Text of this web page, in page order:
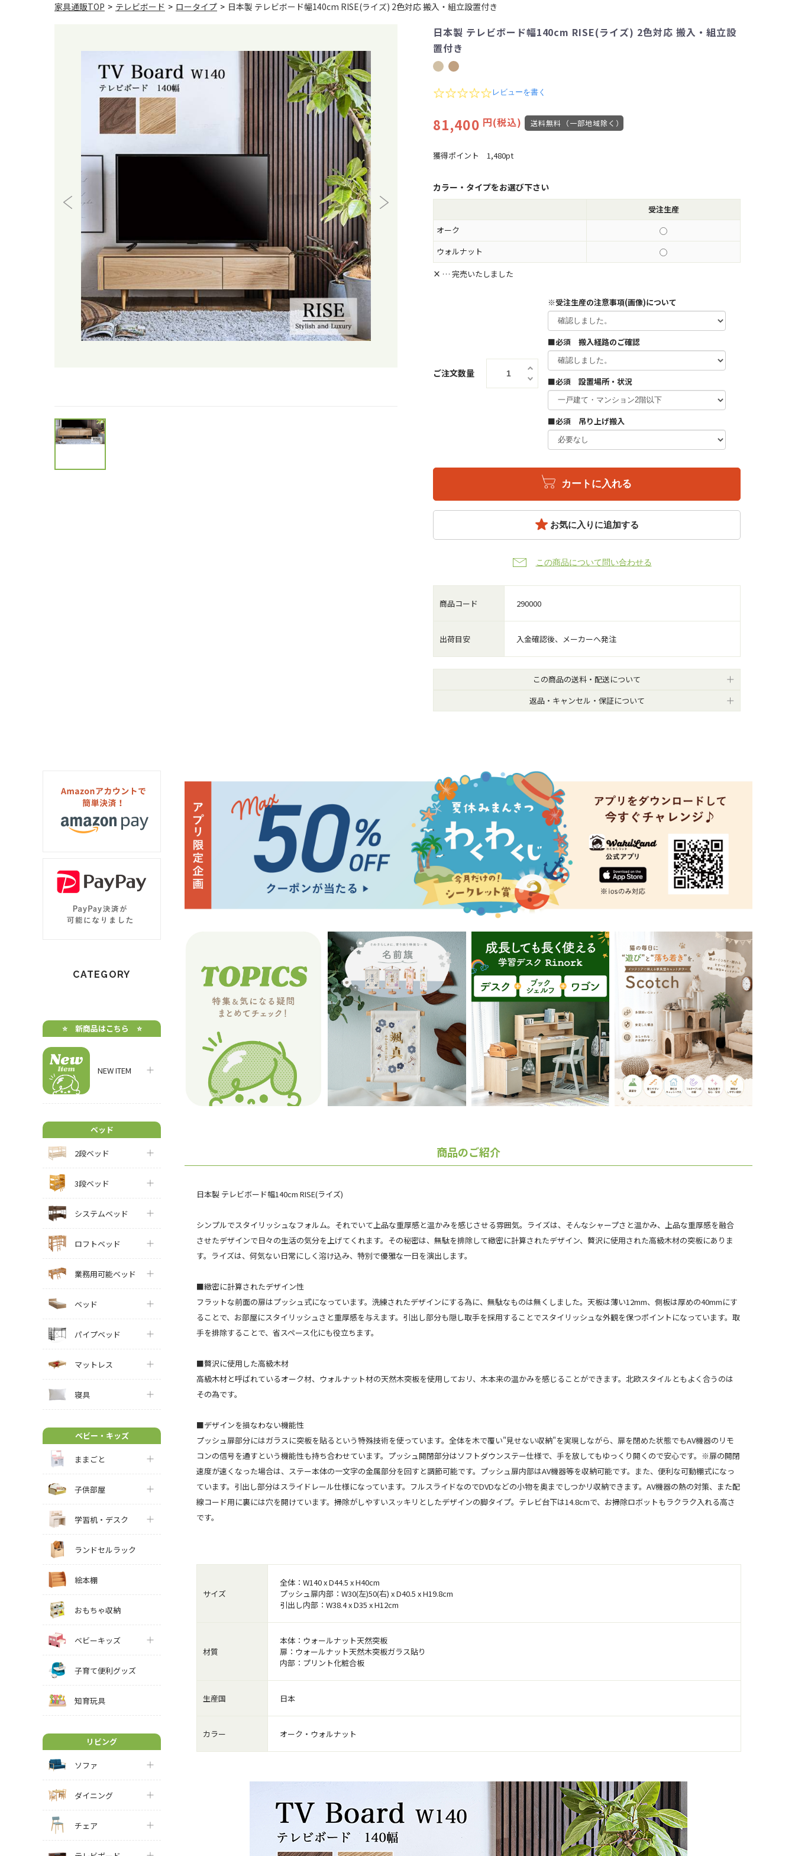
家具通販TOP > テレビボード > ロータイプ > 日本製 テレビボード幅140cm RISE(ライズ) 2色対応 搬入・組立設置付き
日本製 テレビボード幅140cm RISE(ライズ) 2色対応 搬入・組立設
置付き
0
s
t
r
t
i
n
レビューを書く
81,400 円(税込) 送料無料（一部地域除く）
獲得ポイント 1,480pt
カラー・タイプをお選び下さい
受注生産
オーク
ウォルナット
× … 完売いたしました
ご注文数量
※受注生産の注意事項(画像)について
■必須 搬入経路のご確認
■必須 設置場所・状況
■必須 吊り上げ搬入
カートに入れる
お気に入りに追加する
この商品について問い合わせる
商品コード 290000
出荷目安 入金確認後、メーカーへ発注
この商品の送料・配送について
返品・キャンセル・保証について
CATEGORY
⭐️ 新商品はこちら ⭐️
NEW ITEM
ベッド
2段ベッド
3段ベッド
システムベッド
ロフトベッド
業務用可能ベッド
ベッド
パイプベッド
マットレス
寝具
ベビー・キッズ
ままごと
子供部屋
学習机・デスク
ランドセルラック
絵本棚
おもちゃ収納
ベビーキッズ
子育て便利グッズ
知育玩具
リビング
ソファ
ダイニング
チェア
商品のご紹介
日本製 テレビボード幅140cm RISE(ライズ)
シンプルでスタイリッシュなフォルム。それでいて上品な重厚感と温かみを感じさせる雰囲気。ライズは、そんなシャープさと温かみ、上品な重厚感を融合
させたデザインで日々の生活の気分を上げてくれます。その秘密は、無駄を排除して緻密に計算されたデザイン、贅沢に使用された高級木材の突板にありま
す。ライズは、何気ない日常にしく溶け込み、特別で優雅な一日を演出します。
■緻密に計算されたデザイン性
フラットな前面の扉はプッシュ式になっています。洗練されたデザインにする為に、無駄なものは無くしました。天板は薄い12mm、側板は厚めの40mmにす
ることで、お部屋にスタイリッシュさと重厚感を与えます。引出し部分も隠し取手を採用することでスタイリッシュな外観を保つポイントになっています。取
手を排除することで、省スペース化にも役立ちます。
■贅沢に使用した高級木材
高級木材と呼ばれているオーク材、ウォルナット材の天然木突板を使用しておリ、木本来の温かみを感じることができます。北欧スタイルともよく合うのは
その為です。
■デザインを損なわない機能性
プッシュ扉部分にはガラスに突板を貼るという特殊技術を使っています。全体を木で覆い"見せない収納"を実現しながら、扉を閉めた状態でもAV機器のリモ
コンの信号を通すという機能性も持ち合わせています。プッシュ開閉部分はソフトダウンステー仕様で、手を放してもゆっくり開くので安心です。※扉の開閉
速度が速くなった場合は、ステー本体の一文字の金属部分を回すと調節可能です。プッシュ扉内部はAV機器等を収納可能です。また、便利な可動棚式になっ
ています。引出し部分はスライドレール仕様になっています。フルスライドなのでDVDなどの小物を奥までしつかリ収納できます。AV機器の熱の対策、また配
線コード用に裏には穴を開けています。掃除がしやすいスッキリとしたデザインの脚タイプ。テレビ台下は14.8cmで、お掃除ロボットもラクラク入れる高さ
です。
サイズ
全体：W140 x D44.5 x H40cm
プッシュ扉内部：W30(左)50(右) x D40.5 x H19.8cm
引出し内部：W38.4 x D35 x H12cm
材質
本体：ウォールナット天然突板
扉：ウォールナット天然木突板ガラス貼り
内部：プリント化粧合板
生産国 日本
カラー オーク・ウォルナット